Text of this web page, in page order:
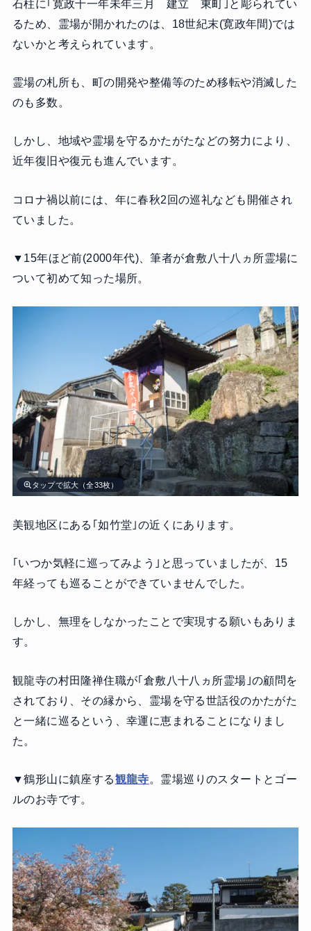
石柱に｢寛政十一年未年三月 建立 東町｣と彫られてい
るため、霊場が開かれたのは、18世紀末(寛政年間)では
ないかと考えられています。
霊場の札所も、町の開発や整備等のため移転や消滅した
のも多数。
しかし、地域や霊場を守るかたがたなどの努力により、
近年復旧や復元も進んでいます。
コロナ禍以前には、年に春秋2回の巡礼なども開催され
ていました。
▼15年ほど前(2000年代)、筆者が倉敷八十八ヵ所霊場に
ついて初めて知った場所。
タップで拡大（全33枚）
美観地区にある｢如竹堂｣の近くにあります。
｢いつか気軽に巡ってみよう｣と思っていましたが、15
年経っても巡ることができていませんでした。
しかし、無理をしなかったことで実現する願いもありま
す。
観龍寺の村田隆禅住職が｢倉敷八十八ヵ所霊場｣の顧問を
されており、その縁から、霊場を守る世話役のかたがた
と一緒に巡るという、幸運に恵まれることになりまし
た。
▼鶴形山に鎮座する観龍寺。霊場巡りのスタートとゴー
ルのお寺です。